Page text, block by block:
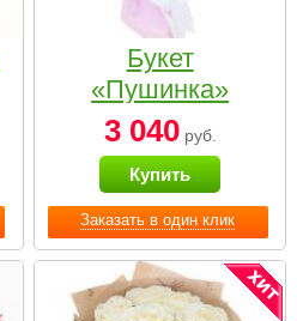
Заказать в один клик
Букет
«Пушинка»
3 040руб.
Купить